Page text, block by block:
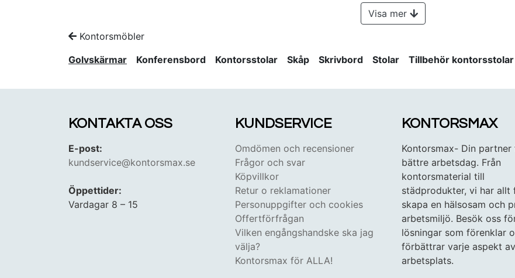
Visa mer
Kontorsmöbler
Golvskärmar
Konferensbord Kontorsstolar Skåp Skrivbord Stolar Tillbehör kontorsstolar
KONTAKTA OSS
E-post:
kundservice@kontorsmax.se
Öppettider:
Vardagar 8 – 15
KUNDSERVICE
Omdömen och recensioner
Frågor och svar
Köpvillkor
Retur o reklamationer
Personuppgifter och cookies
Offertförfrågan
Vilken engångshandske ska jag
välja?
Kontorsmax för ALLA!
KONTORSMAX
Kontorsmax- Din partner
bättre arbetsdag. Från
kontorsmaterial till
städprodukter, vi har allt
skapa en hälsosam och
arbetsmiljö. Besök oss
lösningar som förenklar
förbättrar varje aspekt
arbetsplats.